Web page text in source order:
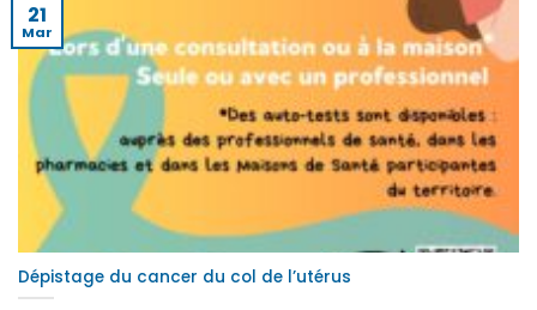
Dépistage du cancer du col de l’utérus
21
Mar